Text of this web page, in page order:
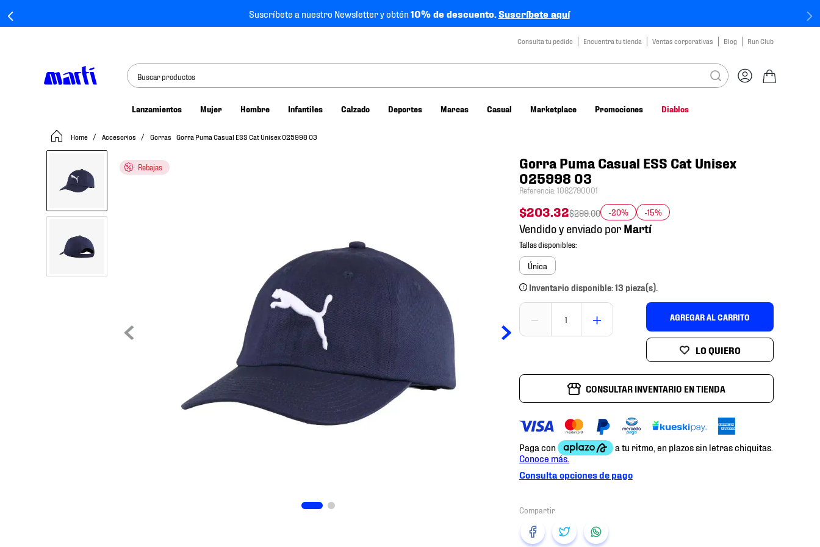
Suscríbete a nuestro Newsletter y obtén10% de descuento.Suscríbete aquí
Consulta tu pedido Encuentra tu tienda Ventas corporativas Blog Run Club
Buscar productos
Lanzamientos Mujer Hombre Infantiles Calzado Deportes Marcas Casual Marketplace Promociones Diablos
Accesorios Gorras Gorra Puma Casual ESS Cat Unisex 025998 03
Rebajas
Gorra Puma Casual ESS Cat Unisex
025998 03
Referencia:1082790001
$203.32$299.00 -20% -15%
Vendido y enviado por
Única
Inventario disponible: 13 pieza(s).
＋
－ AGREGAR AL CARRITO
CONSULTAR INVENTARIO EN TIENDA
Consulta opciones de pago
tenis mujer